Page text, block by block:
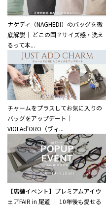
ナゲディ（NAGHEDI）のバッグを徹
底解説｜ どこの国？サイズ感・洗え
るって本...
チャームをプラスしてお気に入りの
バッグをアップデート｜
VIOLAd'ORO（ヴィ...
【店舗イベント】プレミアムアイウ
ェアFAIR in 尾道 ｜ 10年後も愛せる